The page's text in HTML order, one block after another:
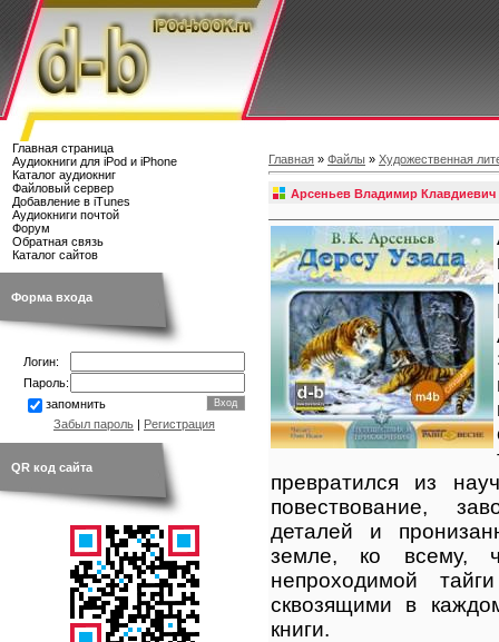
Главная страница
Аудиокниги для iPod и iPhone
Каталог аудиокниг
Файловый сервер
Добавление в iTunes
Аудиокниги почтой
Форум
Обратная связь
Каталог сайтов
Форма входа
Логин:
Пароль:
запомнить
Забыл пароль | Регистрация
QR код сайта
Главная » Файлы » Художественная
Арсеньев Владимир Клавдиевич
превратился из
повествование,
деталей и
земле, ко всему,
непроходимой
сквозящими в
книги.